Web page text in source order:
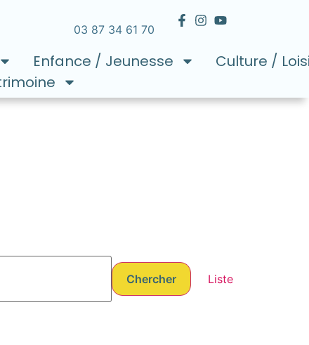
03 87 34 61 70
Enfance / Jeunesse
Culture /
Chercher
de
Liste